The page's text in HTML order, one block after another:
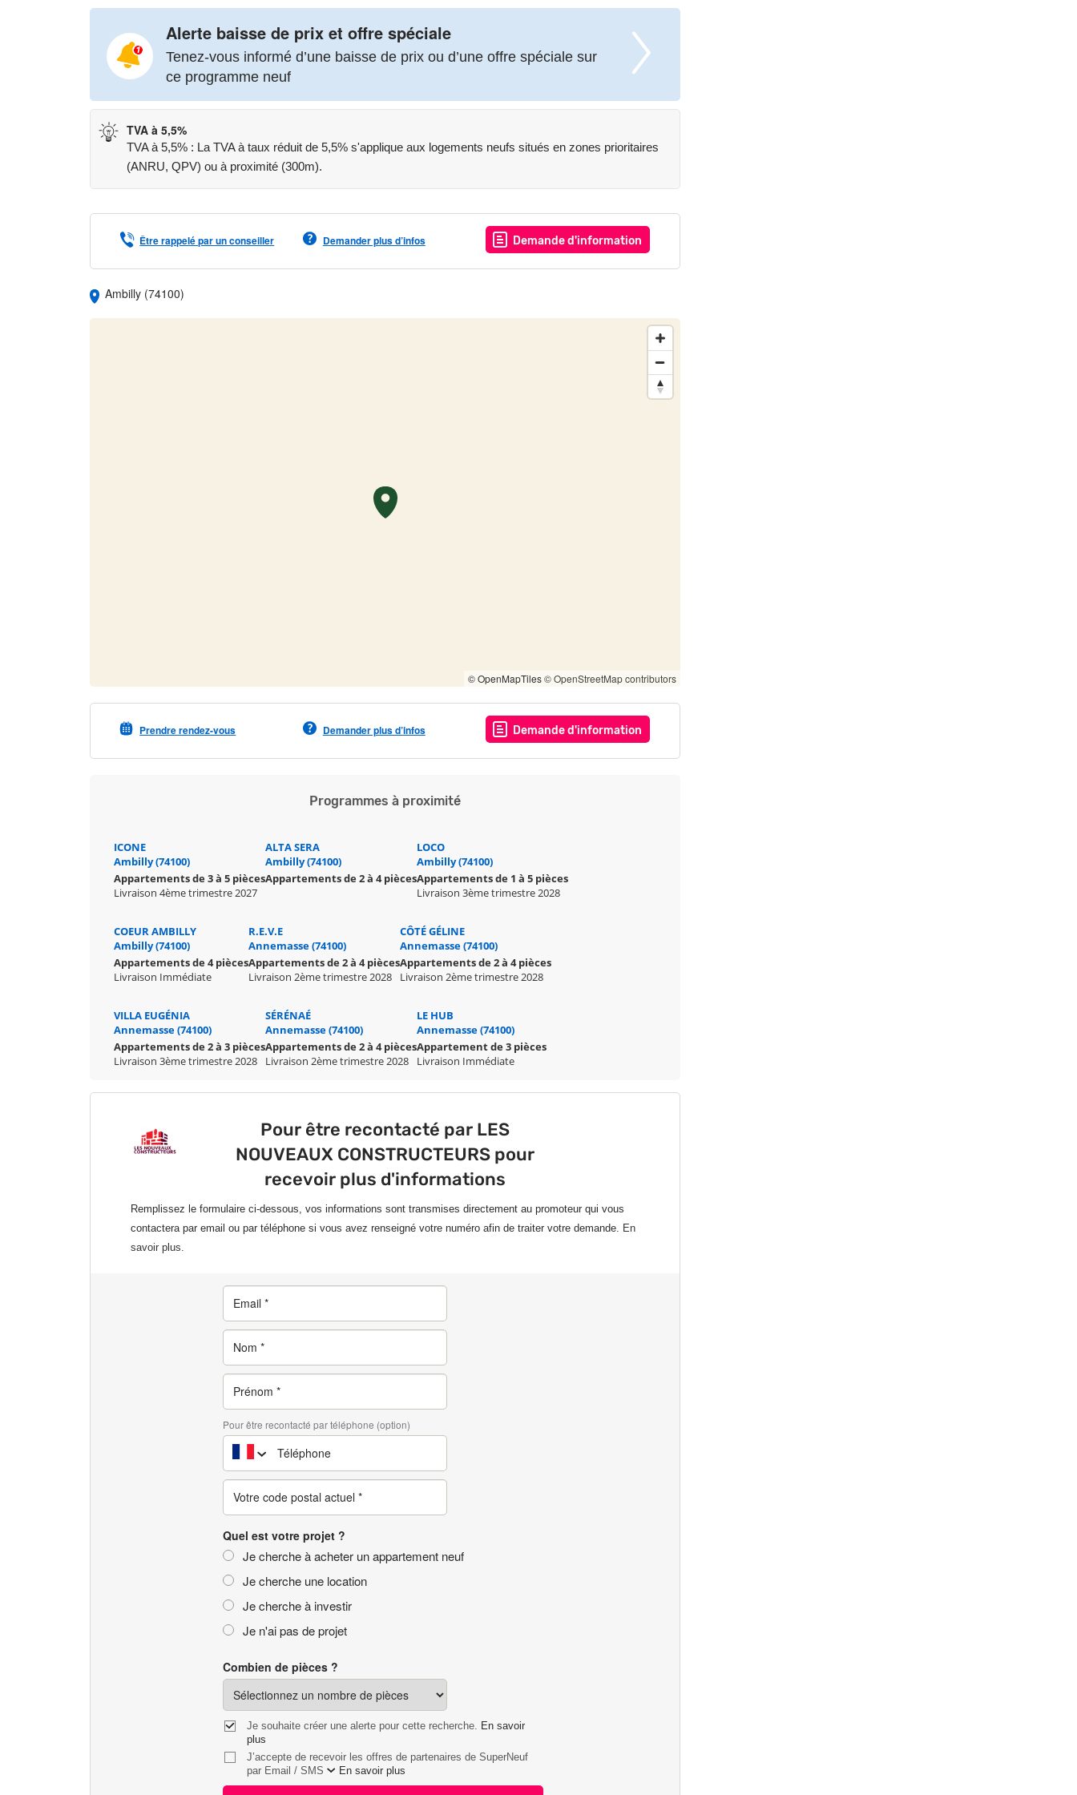
À moins de 5 minutes à pied du tramway vers Genève, à proximité immédiate des commerces, écoles,
équipements et parcs, le quotidien y est fluide, pratique et agréable. L'autoroute A40 et l'aéroport de Genève sont
facilement accessibles, tout comme la gare Léman Express à 1,7 km.
Un emplacement stratégique à la frontière suisse, idéal pour habiter ou investir en toute sérénité.
*Infos sur
Les informations sur les risques auxquels ce bien est exposé sont disponibles sur le site Géorisques :
Alerte baisse de prix et offre spéciale
Tenez-vous informé d’une baisse de prix ou d’une offre spéciale sur
ce programme neuf
TVA à 5,5%
TVA à 5,5% : La TVA à taux réduit de 5,5% s'applique aux logements neufs situés en zones prioritaires
(ANRU, QPV) ou à proximité (300m).
Être rappelé par un conseiller Demander plus d’infos Demande d'information
Ambilly (74100)
© OpenMapTiles© OpenStreetMap contributors
Prendre rendez-vous Demander plus d’infos Demande d'information
Programmes à proximité
ICONE
Ambilly (74100)
Appartements de 3 à 5 pièces
Livraison 4ème trimestre 2027
ALTA SERA
Ambilly (74100)
Appartements de 2 à 4 pièces
LOCO
Ambilly (74100)
Appartements de 1 à 5 pièces
Livraison 3ème trimestre 2028
COEUR AMBILLY
Ambilly (74100)
Appartements de 4 pièces
Livraison Immédiate
R.E.V.E
Annemasse (74100)
Appartements de 2 à 4 pièces
Livraison 2ème trimestre 2028
CÔTÉ GÉLINE
Annemasse (74100)
Appartements de 2 à 4 pièces
Livraison 2ème trimestre 2028
VILLA EUGÉNIA
Annemasse (74100)
Appartements de 2 à 3 pièces
Livraison 3ème trimestre 2028
SÉRÉNAÉ
Annemasse (74100)
Appartements de 2 à 4 pièces
Livraison 2ème trimestre 2028
LE HUB
Annemasse (74100)
Appartement de 3 pièces
Livraison Immédiate
Pour être recontacté par LES
NOUVEAUX CONSTRUCTEURS pour
recevoir plus d'informations
Remplissez le formulaire ci-dessous, vos informations sont transmises directement au promoteur qui vous
contactera par email ou par téléphone si vous avez renseigné votre numéro afin de traiter votre demande. En
savoir plus.
Pour être recontacté par téléphone (option)
Quel est votre projet ?
Je cherche à acheter un appartement neuf
Je cherche une location
Je cherche à investir
Je n'ai pas de projet
Combien de pièces ?
Je souhaite créer une alerte pour cette recherche. En savoir
plus
J’accepte de recevoir les offres de partenaires de SuperNeuf
par
En savoir plus